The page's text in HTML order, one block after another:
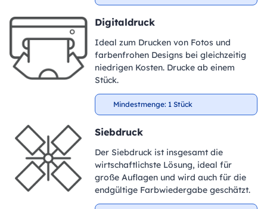
Digitaldruck
Ideal zum Drucken von Fotos und
farbenfrohen Designs bei gleichzeitig
niedrigen Kosten. Drucke ab einem
Stück.
Mindestmenge: 1 Stück
Siebdruck
Der Siebdruck ist insgesamt die
wirtschaftlichste Lösung, ideal für
große Auflagen und wird auch für die
endgültige Farbwiedergabe geschätzt.